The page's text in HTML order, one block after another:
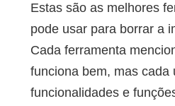
Estas são as melhores
pode usar para borrar a
Cada ferramenta
funciona bem, mas cada
funcionalidades e